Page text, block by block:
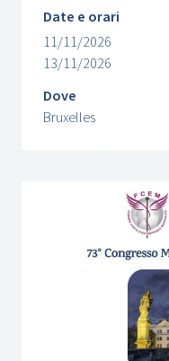
Date e orari
11/11/2026
13/11/2026
Dove
Bruxelles